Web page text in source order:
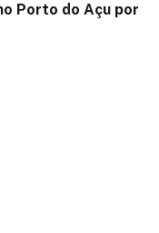
Porto do Açu por